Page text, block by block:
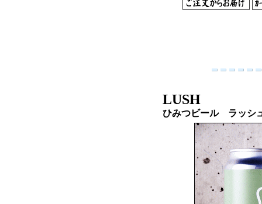
LUSH
ひみつビール ラッ